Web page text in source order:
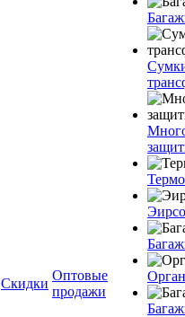
Скидки
Оптовые
продажи